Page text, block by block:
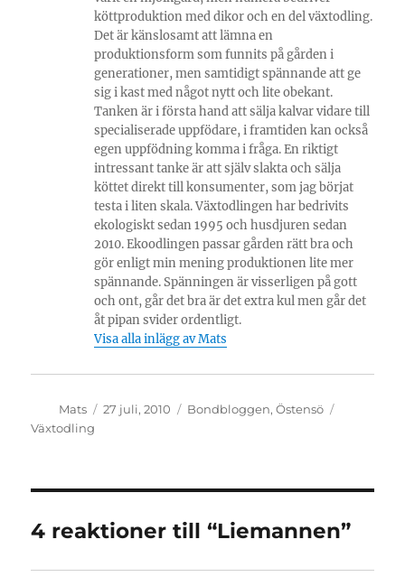
köttproduktion med dikor och en del växtodling.
Det är känslosamt att lämna en
produktionsform som funnits på gården i
generationer, men samtidigt spännande att ge
sig i kast med något nytt och lite obekant.
Tanken är i första hand att sälja kalvar vidare till
specialiserade uppfödare, i framtiden kan också
egen uppfödning komma i fråga. En riktigt
intressant tanke är att själv slakta och sälja
köttet direkt till konsumenter, som jag börjat
testa i liten skala. Växtodlingen har bedrivits
ekologiskt sedan 1995 och husdjuren sedan
2010. Ekoodlingen passar gården rätt bra och
gör enligt min mening produktionen lite mer
spännande. Spänningen är visserligen på gott
och ont, går det bra är det extra kul men går det
åt pipan svider ordentligt.
Visa alla inlägg av Mats
Författare
Mats
Publicerat
27 juli, 2010 Kategorier
Bondbloggen,Östensö
Växtodling
4 reaktioner till “Liemannen”